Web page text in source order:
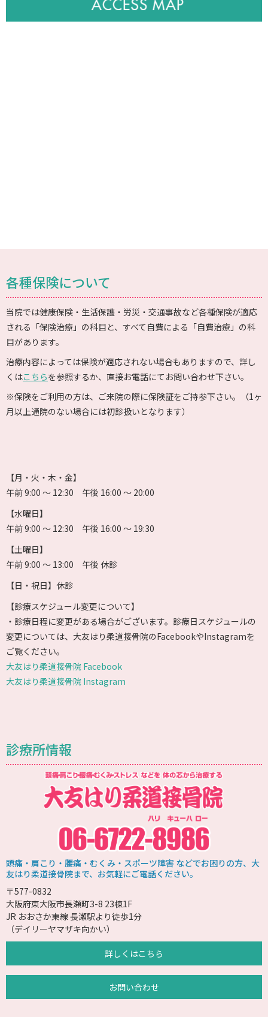
各種保険について
当院では健康保険・生活保護・労災・交通事故など各種保険が適応
される「保険治療」の科目と、すべて自費による「自費治療」の科
目があります。
治療内容によっては保険が適応されない場合もありますので、詳し
くはこちらを参照するか、直接お電話にてお問い合わせ下さい。
※保険をご利用の方は、ご来院の際に保険証をご持参下さい。（1ヶ
月以上通院のない場合には初診扱いとなります）
【月・火・木・金】
午前 9:00 〜 12:30 午後 16:00 〜 20:00
【水曜日】
午前 9:00 〜 12:30 午後 16:00 〜 19:30
【土曜日】
午前 9:00 〜 13:00 午後 休診
【日・祝日】休診
【診療スケジュール変更について】
・診療日程に変更がある場合がございます。診療日スケジュールの
変更については、大友はり柔道接骨院のFacebookやInstagramを
ご覧ください。
大友はり柔道接骨院 Facebook
大友はり柔道接骨院 Instagram
診療所情報
頭痛・肩こり・腰痛・むくみ・スポーツ障害 などでお困りの方、大
友はり柔道接骨院まで、お気軽にご電話ください。
〒577-0832
大阪府東大阪市長瀬町3-8 23棟1F
JR おおさか東線 長瀬駅より徒歩1分
（デイリーヤマザキ向かい）
詳しくはこちら
お問い合わせ